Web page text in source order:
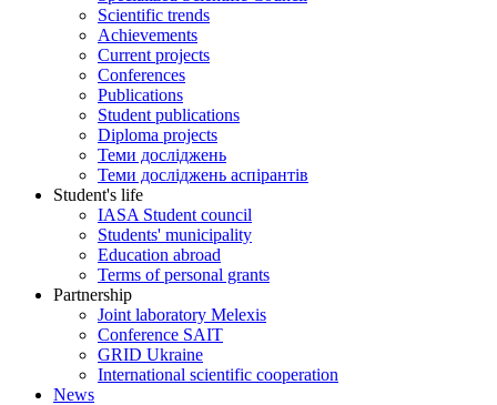
Scientific trends
Achievements
Current projects
Conferences
Publications
Student publications
Diploma projects
Теми досліджень
Теми досліджень аспірантів
Student's life
IASA Student council
Students' municipality
Education abroad
Terms of personal grants
Partnership
Joint laboratory Melexis
Conference SAIT
GRID Ukraine
International scientific cooperation
News